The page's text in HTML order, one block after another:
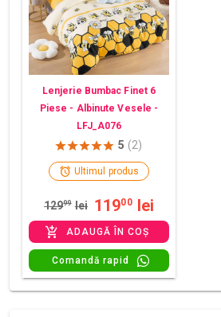
Lenjerie Bumbac Finet 6
Piese - Albinute Vesele -
LFJ_A076
5 (2)
Ultimul produs
12999 lei 11900 lei
ADAUGĂ ÎN COȘ
Comandă rapid